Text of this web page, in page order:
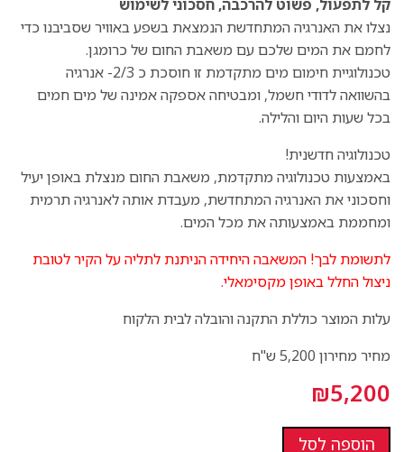
קל לתפעול, פשוט להרכבה, חסכוני לשימוש
נצלו את האנרגיה המתחדשת הנמצאת בשפע באוויר שסביבנו כדי
לחמם את המים שלכם עם משאבת החום של כרומגן.
טכנולוגיית חימום מים מתקדמת זו חוסכת כ 2/3- אנרגיה
בהשוואה לדודי חשמל, ומבטיחה אספקה אמינה של מים חמים
בכל שעות היום והלילה.
טכנולוגיה חדשנית!
באמצעות טכנולוגיה מתקדמת, משאבת החום מנצלת באופן יעיל
וחסכוני את האנרגיה המתחדשת, מעבדת אותה לאנרגיה תרמית
ומחממת באמצעותה את מכל המים.
לתשומת לבך! המשאבה היחידה הניתנת לתליה על הקיר לטובת
ניצול החלל באופן מקסימאלי.
עלות המוצר כוללת התקנה והובלה לבית הלקוח
מחיר מחירון 5,200 ש"ח
5,200
₪
הוספה לסל